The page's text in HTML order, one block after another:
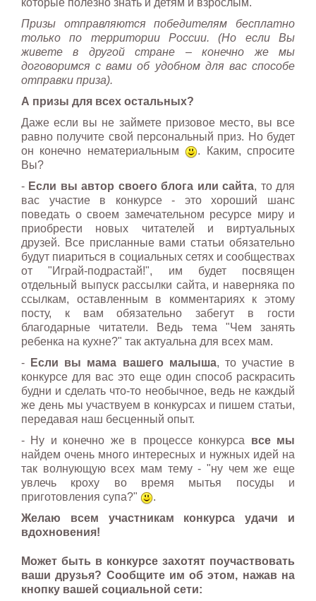
которые полезно знать и детям и взрослым.
Призы отправляются победителям бесплатно
только по территории России. (Но если Вы
живете в другой стране – конечно же мы
договоримся с вами об удобном для вас способе
отправки приза).
А призы для всех остальных?
Даже если вы не займете призовое место, вы все
равно получите свой персональный приз. Но будет
он конечно нематериальным
. Каким, спросите
Вы?
- Если вы автор своего блога или сайта, то для
вас участие в конкурсе - это хороший шанс
поведать о своем замечательном ресурсе миру и
приобрести новых читателей и виртуальных
друзей. Все присланные вами статьи обязательно
будут пиариться в социальных сетях и сообществах
от "Играй-подрастай!", им будет посвящен
отдельный выпуск рассылки сайта, и наверняка по
ссылкам, оставленным в комментариях к этому
посту, к вам обязательно забегут в гости
благодарные читатели. Ведь тема "Чем занять
ребенка на кухне?" так актуальна для всех мам.
-
Если вы мама вашего малыша, то участие в
конкурсе для вас это еще один способ раскрасить
будни и сделать что-то необычное, ведь не каждый
же день мы участвуем в конкурсах и пишем статьи,
передавая наш бесценный опыт.
- Ну и конечно же в процессе конкурса все мы
найдем очень много интересных и нужных идей на
так волнующую всех мам тему - "ну чем же еще
увлечь кроху во время мытья посуды и
приготовления супа?"
.
Желаю всем участникам конкурса удачи и
вдохновения!
Может быть в конкурсе захотят поучаствовать
ваши друзья? Сообщите им об этом, нажав на
кнопку вашей социальной сети: